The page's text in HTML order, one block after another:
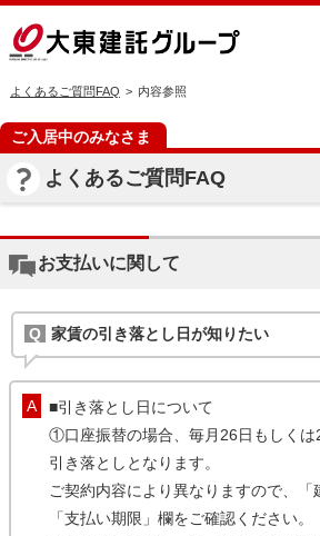
よくあるご質問FAQ 内容参照
ご入居中のみなさま
よくあるご質問FAQ
お支払いに関して
家賃の引き落とし日が知りたい
■引き落とし日について
①口座振替の場合、毎月26日もしくは
引き落としとなります。
ご契約内容により異なりますので、
「支払い期限」欄をご確認ください。